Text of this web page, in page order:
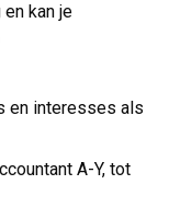
kan je
en interesses als
A-Y, tot